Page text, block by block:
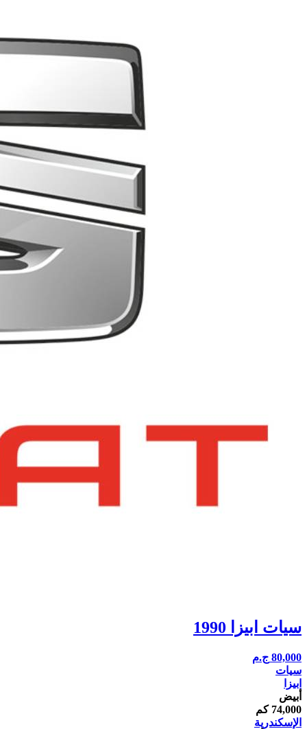
سيات ابيزا 1990
80,000 ج.م
سيات
ابيزا
أبيض
74,000 كم
الإسكندرية